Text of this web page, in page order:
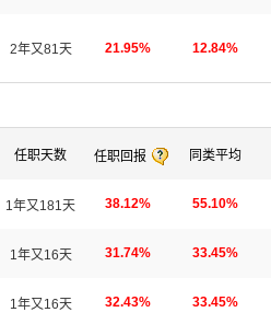
2年又81天 21.95% 12.84%
任职天数 任职回报 同类平均
1年又181天 38.12% 55.10%
1年又16天 31.74% 33.45%
1年又16天 32.43% 33.45%